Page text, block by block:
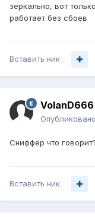
зеркально, вот
работает без сбоев
Вставить ник
VolanD666
Опубликовано
Сниффер что
Вставить ник